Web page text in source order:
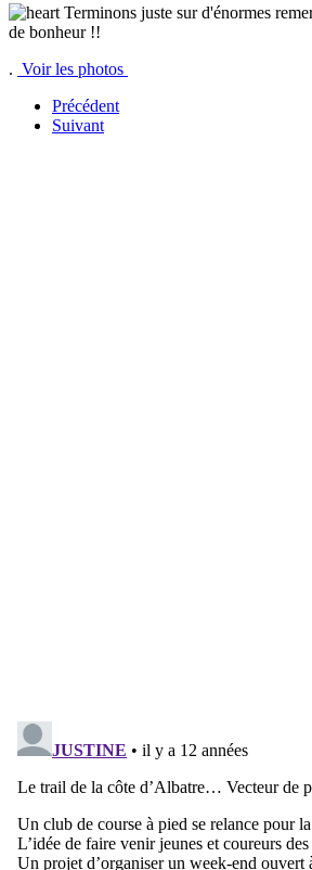
Terminons juste sur d'énormes
de bonheur !!
. Voir les photos
Précédent
Suivant